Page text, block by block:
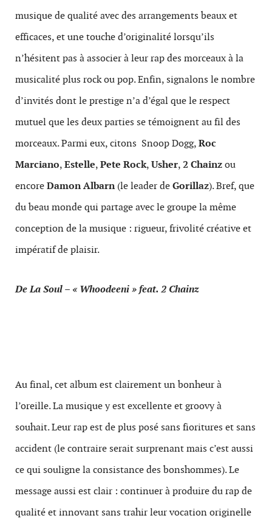
musique de qualité avec des arrangements beaux et
efficaces, et une touche d’originalité lorsqu’ils
n’hésitent pas à associer à leur rap des morceaux à la
musicalité plus rock ou pop. Enfin, signalons le nombre
d’invités dont le prestige n’a d’égal que le respect
mutuel que les deux parties se témoignent au fil des
morceaux. Parmi eux, citons Snoop Dogg,Roc
Marciano,Estelle,Pete Rock,Usher,2 Chainzou
encoreDamon Albarn(le leader deGorillaz). Bref, que
du beau monde qui partage avec le groupe la même
conception de la musique : rigueur, frivolité créative et
impératif de plaisir.
De La Soul – « Whoodeeni » feat. 2 Chainz
Au final, cet album est clairement un bonheur à
l’oreille. La musique y est excellente et groovy à
souhait. Leur rap est de plus posé sans fioritures et sans
accident (le contraire serait surprenant mais c’est aussi
ce qui souligne la consistance des bonshommes). Le
message aussi est clair : continuer à produire du rap de
qualité et innovant sans trahir leur vocation originelle